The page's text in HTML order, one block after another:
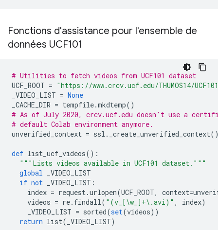
Fonctions d'assistance pour l'ensemble de
données UCF101
# Utilities to fetch videos from UCF101 dataset
UCF_ROOT = "https://www.crcv.ucf.edu/THUMOS14/
_VIDEO_LIST = None
_CACHE_DIR = tempfile.mkdtemp()
# As of July 2020, crcv.ucf.edu doesn't use a
# default Colab environment anymore.
unverified_context = ssl . _create_unverified_context
def list_ucf_videos():
"""Lists videos available in UCF101 dataset."""
global _VIDEO_LIST
if not _VIDEO_LIST :
index = request.urlopen(UCF_ROOT, context=
videos = re. findall( "(v_[\w_]+\.avi)" , index)
_VIDEO_LIST = sorted(set(videos))
return list( _VIDEO_LIST)